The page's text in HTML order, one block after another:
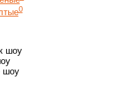
0
шоу
шоу